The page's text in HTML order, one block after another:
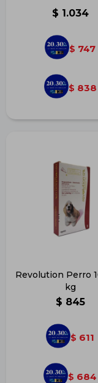
$ 1.034
$ 747
$ 838
Revolution Perro
kg
$ 845
$ 611
$ 684